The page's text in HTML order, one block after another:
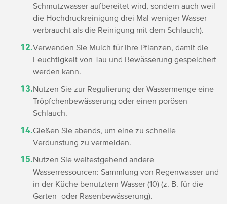
Schmutzwasser aufbereitet wird, sondern auch weil
die Hochdruckreinigung drei Mal weniger Wasser
verbraucht als die Reinigung mit dem Schlauch).
Verwenden Sie Mulch für Ihre Pflanzen, damit die
Feuchtigkeit von Tau und Bewässerung gespeichert
werden kann.
Nutzen Sie zur Regulierung der Wassermenge eine
Tröpfchenbewässerung oder einen porösen
Schlauch.
Gießen Sie abends, um eine zu schnelle
Verdunstung zu vermeiden.
Nutzen Sie weitestgehend andere
Wasserressourcen: Sammlung von Regenwasser und
in der Küche benutztem Wasser (10) (z. B. für die
Garten- oder Rasenbewässerung).